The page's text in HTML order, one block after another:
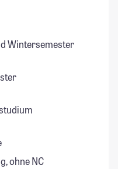
Wintersemester
ohne NC